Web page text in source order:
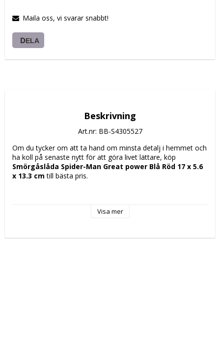
Maila oss, vi svarar snabbt!
DELA
Beskrivning
Art.nr: BB-S4305527
Om du tycker om att ta hand om minsta detalj i hemmet och
Smörgåslåda Spider-Man Great power Blå Röd 17 x 5.6
x 13.3 cm till bästa pris.
Egenskaper: Tryckstängning
Visa mer